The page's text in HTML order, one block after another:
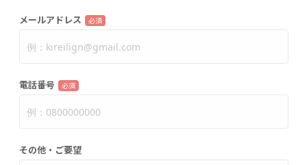
メールアドレス 必須
電話番号 必須
その他・ご要望